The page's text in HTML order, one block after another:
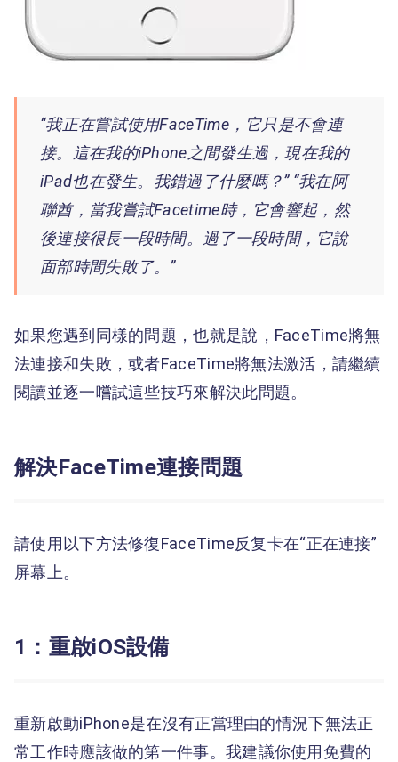
“我正在嘗試使用FaceTime，它只是不會連
接。這在我的iPhone之間發生過，現在我的
iPad也在發生。我錯過了什麼嗎？” “我在阿
聯酋，當我嘗試Facetime時，它會響起，然
後連接很長一段時間。過了一段時間，它說
面部時間失敗了。”
如果您遇到同樣的問題，也就是說，FaceTime將無
法連接和失敗，或者FaceTime將無法激活，請繼續
閱讀並逐一嚐試這些技巧來解決此問題。
解決FaceTime連接問題
請使用以下方法修復FaceTime反复卡在“正在連接”
屏幕上。
1：重啟iOS設備
重新啟動iPhone是在沒有正當理由的情況下無法正
常工作時應該做的第一件事。我建議你使用免費的